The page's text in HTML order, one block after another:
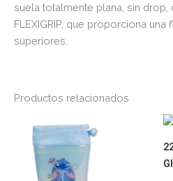
suela totalmente plana, sin drop,
FLEXIGRIP, que proporciona
superiores.
Productos relacionados
Este